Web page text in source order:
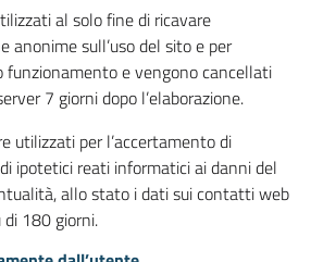
al solo fine di ricavare
anonime sull’uso del sito e per
e vengono cancellati
7 giorni dopo l’elaborazione.
utilizzati per l’accertamento di
ipotetici reati informatici ai danni del
allo stato i dati sui contatti web
180 giorni.